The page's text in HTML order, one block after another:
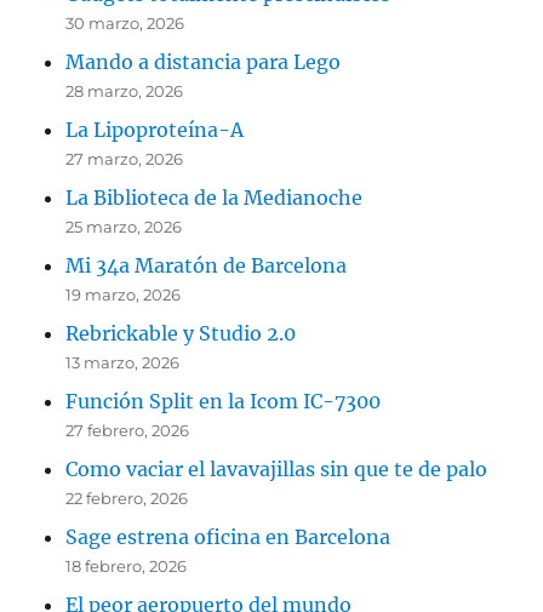
30 marzo, 2026
Mando a distancia para Lego
28 marzo, 2026
La Lipoproteína-A
27 marzo, 2026
La Biblioteca de la Medianoche
25 marzo, 2026
Mi 34a Maratón de Barcelona
19 marzo, 2026
Rebrickable y Studio 2.0
13 marzo, 2026
Función Split en la Icom IC-7300
27 febrero, 2026
Como vaciar el lavavajillas sin que te de palo
22 febrero, 2026
Sage estrena oficina en Barcelona
18 febrero, 2026
El peor aeropuerto del mundo